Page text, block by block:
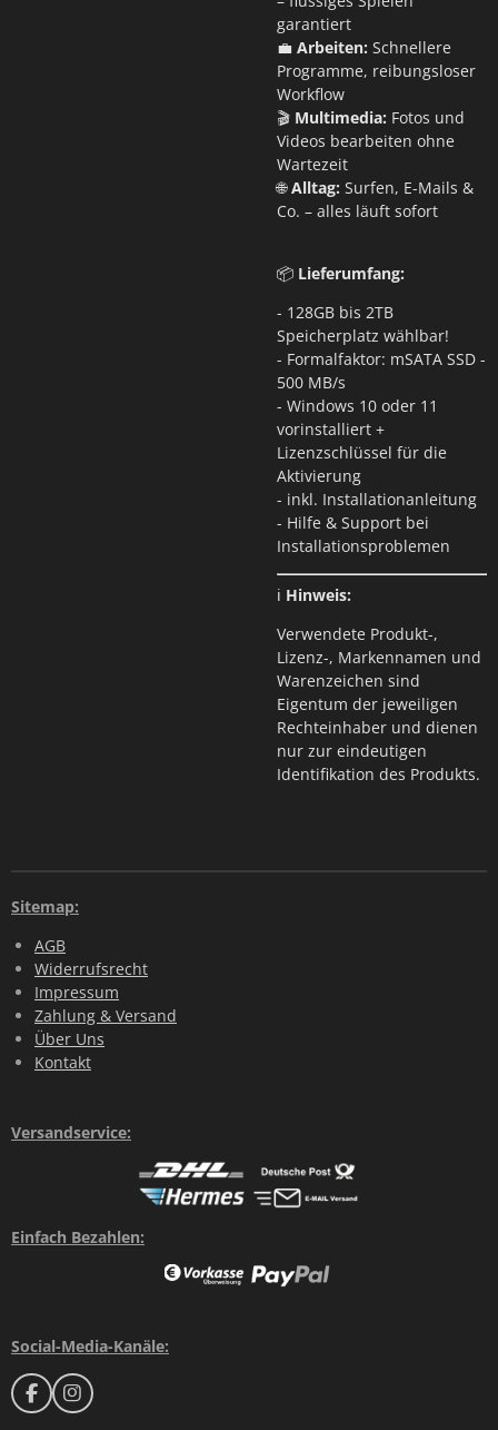
garantiert
💼 Arbeiten: Schnellere
Programme, reibungsloser
Workflow
🎬 Multimedia: Fotos und
Videos bearbeiten ohne
Wartezeit
🌐Alltag: Surfen, E-Mails &
Co. – alles läuft sofort
📦 Lieferumfang:
- 128GB bis 2TB
Speicherplatz wählbar!
- Formalfaktor: mSATA SSD -
500 MB/s
- Windows 10 oder 11
vorinstalliert +
Lizenzschlüssel für die
Aktivierung
- inkl. Installationanleitung
- Hilfe & Support bei
Installationsproblemen
ℹ️ Hinweis:
Verwendete Produkt-,
Lizenz-, Marken­namen und
Warenzeichen sind
Eigentum der jeweiligen
Rechteinhaber und dienen
nur zur eindeutigen
Identifikation des Produkts.
Sitemap:
AGB
Widerrufsrecht
Impressum
Zahlung & Versand
Über Uns
Kontakt
Versandservice:
Einfach Bezahlen:
Social-Media-Kanäle:
F
a
I
n